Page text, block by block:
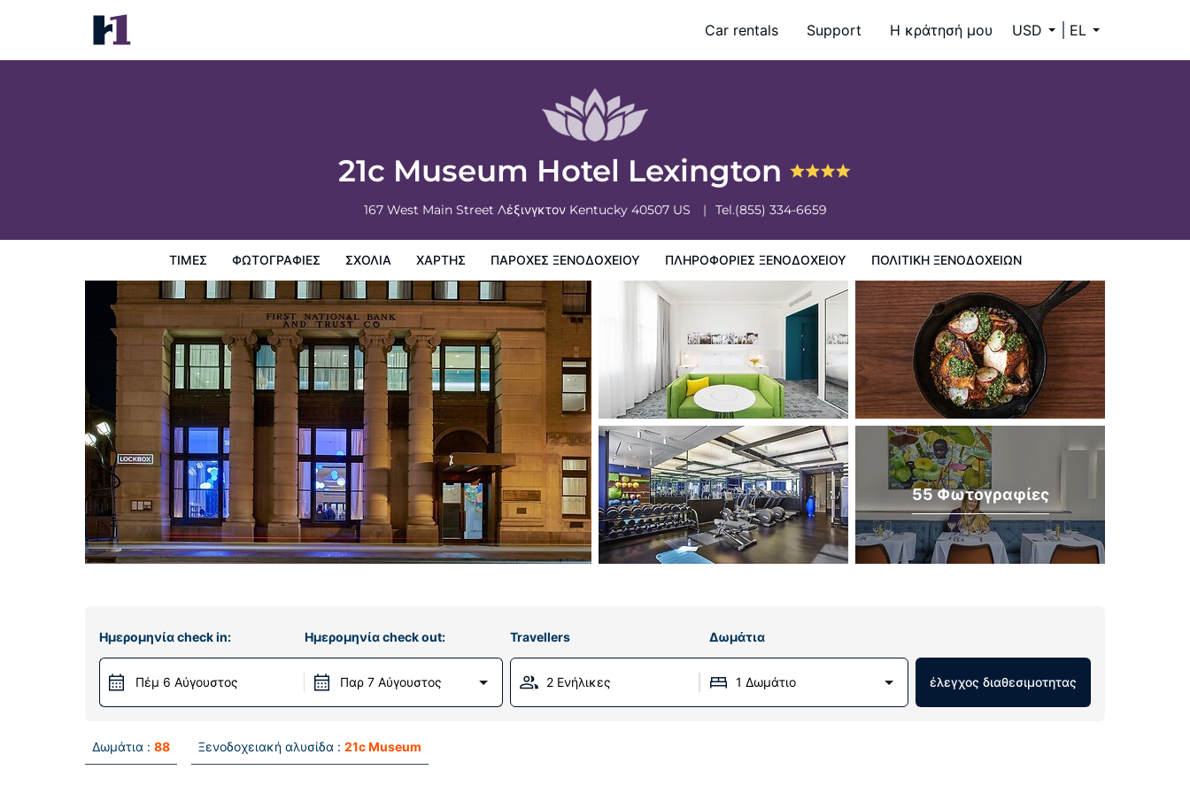
Car rentals Support Η κράτησή μου USD EL
21c Museum Hotel Lexington
167 West Main Street Λέξινγκτον Kentucky 40507 US Tel.(855) 334-6659
ΤΙΜΈΣ ΦΩΤΟΓΡΑΦΊΕΣ ΣΧΌΛΙΑ ΧΆΡΤΗΣ ΠΑΡΟΧΕΣ ΞΕΝΟΔΟΧΕΙΟΥ ΠΛΗΡΟΦΟΡΊΕΣ ΞΕΝΟΔΟΧΕΊΟΥ ΠΟΛΙΤΙΚΗ ΞΕΝΟΔΟΧΕΊΩΝ
21c Museum Hotel Lexington
Τιμές Πολιτικη ξενοδοχείων
55 Φωτογραφίες
Ημερομηνία check in:
Πέμ 6 Αύγουστος
Ημερομηνία check out:
Παρ 7 Αύγουστος
Travellers Δωμάτια
2 Ενήλικες 1 Δωμάτιο έλεγχος διαθεσιμοτητας
Δωμάτια : 88 Ξενοδοχειακή αλυσίδα : 21c Museum